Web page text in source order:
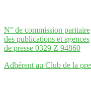
N° de commission paritaire
des publications et agences
de presse 0329 Z 94860
Adhérent au Club de la